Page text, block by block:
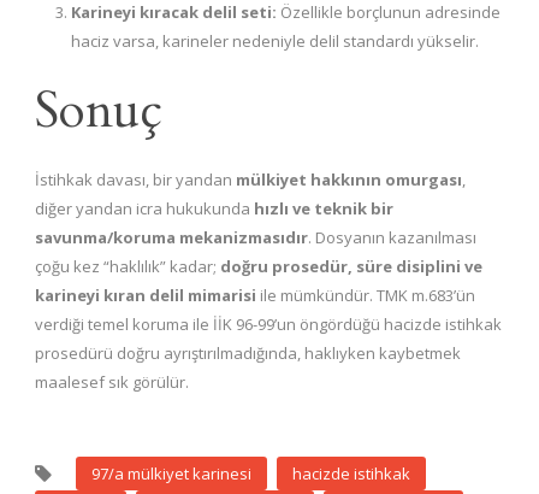
Karineyi kıracak delil seti: Özellikle borçlunun adresinde
haciz varsa, karineler nedeniyle delil standardı yükselir.
Sonuç
İstihkak davası, bir yandan mülkiyet hakkının omurgası,
diğer yandan icra hukukunda hızlı ve teknik bir
savunma/koruma mekanizmasıdır. Dosyanın kazanılması
çoğu kez “haklılık” kadar; doğru prosedür, süre disiplini ve
karineyi kıran delil mimarisi ile mümkündür. TMK m.683’ün
verdiği temel koruma ile İİK 96-99’un öngördüğü hacizde istihkak
prosedürü doğru ayrıştırılmadığında, haklıyken kaybetmek
maalesef sık görülür.
97/a mülkiyet karinesi
hacizde istihkak